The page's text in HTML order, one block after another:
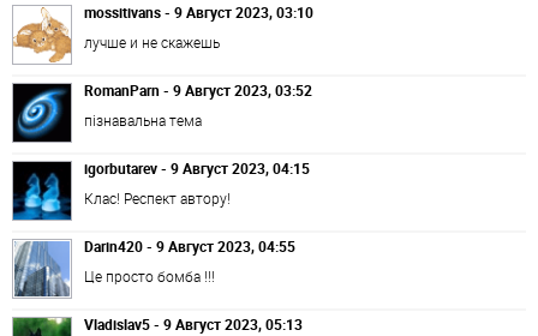
mossitivans - 9 Август 2023, 03:10
лучше и не скажешь
RomanParn - 9 Август 2023, 03:52
пізнавальна тема
igorbutarev - 9 Август 2023, 04:15
Клас! Респект автору!
Darin420 - 9 Август 2023, 04:55
Це просто бомба !!!
Vladislav5 - 9 Август 2023, 05:13